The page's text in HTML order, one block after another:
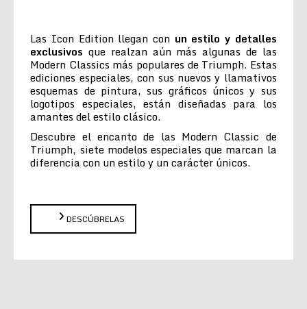
Las Icon Edition llegan con un estilo y detalles
exclusivos que realzan aún más algunas de las
Modern Classics más populares de Triumph. Estas
ediciones especiales, con sus nuevos y llamativos
esquemas de pintura, sus gráficos únicos y sus
logotipos especiales, están diseñadas para los
amantes del estilo clásico.
Descubre el encanto de las Modern Classic de
Triumph, siete modelos especiales que marcan la
diferencia con un estilo y un carácter únicos.
DESCÚBRELAS